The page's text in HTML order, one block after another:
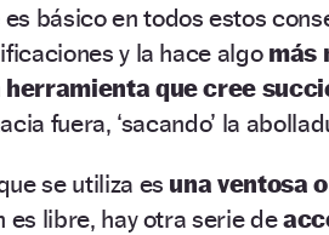
es básico en todos estos
y la hace algo más
herramienta que cree
fuera, ‘sacando’ la
se utiliza es una ventosa
es libre, hay otra serie de